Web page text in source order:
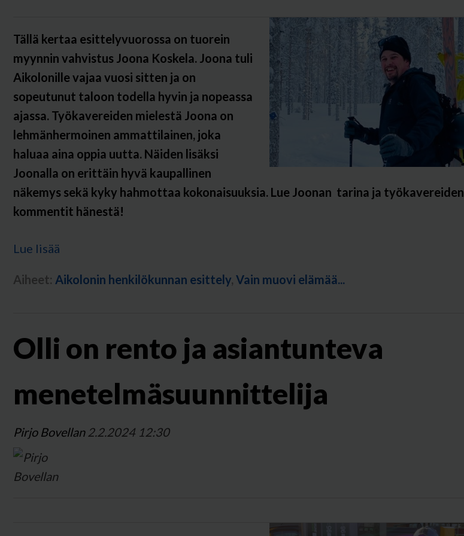
Tällä kertaa esittelyvuorossa on tuorein
myynnin vahvistus Joona Koskela. Joona tuli
Aikolonille vajaa vuosi sitten ja on
sopeutunut taloon todella hyvin ja nopeassa
ajassa. Työkavereiden mielestä Joona on
lehmänhermoinen ammattilainen, joka
haluaa aina oppia uutta. Näiden lisäksi
Joonalla on erittäin hyvä kaupallinen
näkemys sekä kyky hahmottaa kokonaisuuksia. Lue Joonan tarina ja työkavereiden
kommentit hänestä!
Lue lisää
Aiheet: Aikolonin henkilökunnan esittely, Vain muovi elämää...
Olli on rento ja asiantunteva
menetelmäsuunnittelija
Pirjo Bovellan2.2.2024 12:30